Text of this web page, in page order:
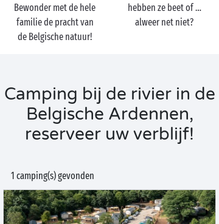
Bewonder met de hele
familie de pracht van
de Belgische natuur!
hebben ze beet of …
alweer net niet?
Camping bij de rivier in de
Belgische Ardennen,
reserveer uw verblijf!
1 camping(s) gevonden